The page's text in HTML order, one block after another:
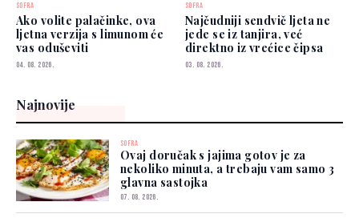
SOFRA
Ako volite palačinke, ova
ljetna verzija s limunom će
vas oduševiti
04. 08. 2026.
SOFRA
Najčudniji sendvič ljeta ne
jede se iz tanjira, već
direktno iz vrećice čipsa
03. 08. 2026.
Najnovije
SOFRA
Ovaj doručak s jajima gotov je za
nekoliko minuta, a trebaju vam samo 3
glavna sastojka
07. 08. 2026.